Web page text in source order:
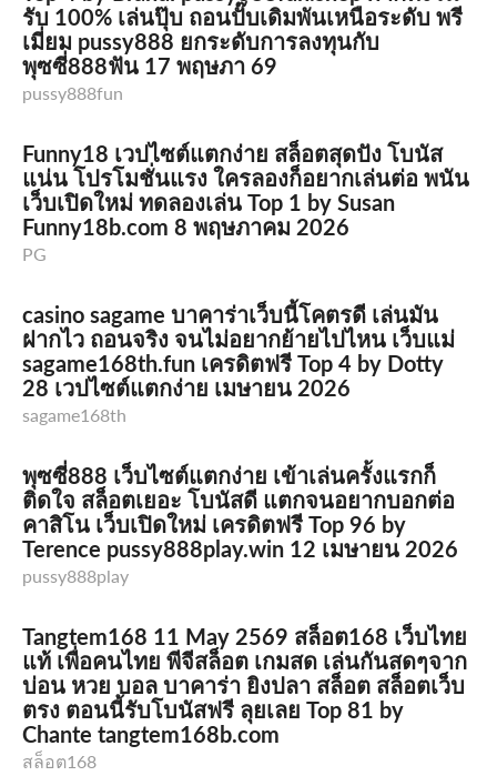
รับ 100% เล่นปุ๊บ ถอนปั๊บเดิมพันเหนือระดับ พรี
เมี่ยม pussy888 ยกระดับการลงทุนกับ
พุซซี่888ฟัน 17 พฤษภา 69
pussy888fun
Funny18 เวปไซต์แตกง่าย สล็อตสุดปัง โบนัส
แน่น โปรโมชั่นแรง ใครลองก็อยากเล่นต่อ พนัน
เว็บเปิดใหม่ ทดลองเล่น Top 1 by Susan
Funny18b.com 8 พฤษภาคม 2026
PG
casino sagame บาคาร่าเว็บนี้โคตรดี เล่นมัน
ฝากไว ถอนจริง จนไม่อยากย้ายไปไหน เว็บแม่
sagame168th.fun เครดิตฟรี Top 4 by Dotty
28 เวปไซต์แตกง่าย เมษายน 2026
sagame168th
พุซซี่888 เว็บไซต์แตกง่าย เข้าเล่นครั้งแรกก็
ติดใจ สล็อตเยอะ โบนัสดี แตกจนอยากบอกต่อ
คาสิโน เว็บเปิดใหม่ เครดิตฟรี Top 96 by
Terence pussy888play.win 12 เมษายน 2026
pussy888play
Tangtem168 11 May 2569 สล็อต168 เว็บไทย
แท้ เพื่อคนไทย พีจีสล็อต เกมสด เล่นกันสดๆจาก
บ่อน หวย บอล บาคาร่า ยิงปลา สล็อต สล็อตเว็บ
ตรง ตอนนี้รับโบนัสฟรี ลุยเลย Top 81 by
Chante tangtem168b.com
สล็อต168